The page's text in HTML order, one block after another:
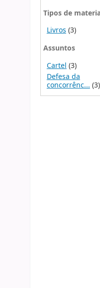
Tipos de
Livros(3)
Assuntos
Cartel (3)
Defesa da
concorrênc... (3)